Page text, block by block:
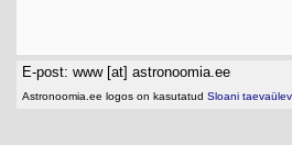
E-post: www [at] astronoomia.ee
Astronoomia.ee logos on kasutatud Sloani